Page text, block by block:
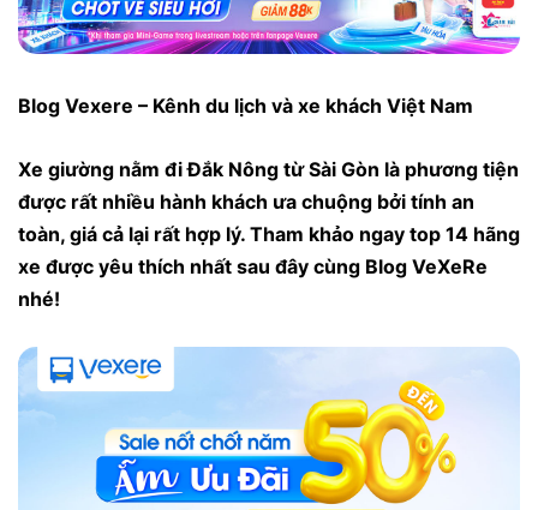
Blog Vexere – Kênh du lịch và xe khách Việt Nam
Xe giường nằm đi Đắk Nông từ Sài Gòn là phương tiện
được rất nhiều hành khách ưa chuộng bởi tính an
toàn, giá cả lại rất hợp lý. Tham khảo ngay top 14 hãng
xe được yêu thích nhất sau đây cùng Blog VeXeRe
nhé!